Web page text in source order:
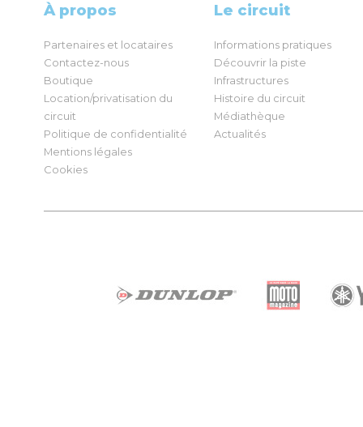
À propos
Partenaires et locataires
Contactez-nous
Boutique
Location/privatisation du
circuit
Politique de confidentialité
Mentions légales
Cookies
Le circuit
Informations pratiques
Découvrir la piste
Infrastructures
Histoire du circuit
Médiathèque
Actualités